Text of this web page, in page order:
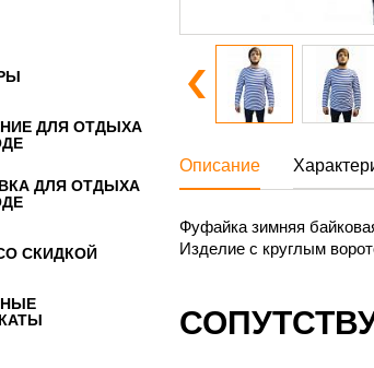
ДЛЯ ОТДЫХА
ДЛЯ ОТДЫХА
СКИДКОЙ
Описание
Фуфайка зимняя
Изделие с круглым